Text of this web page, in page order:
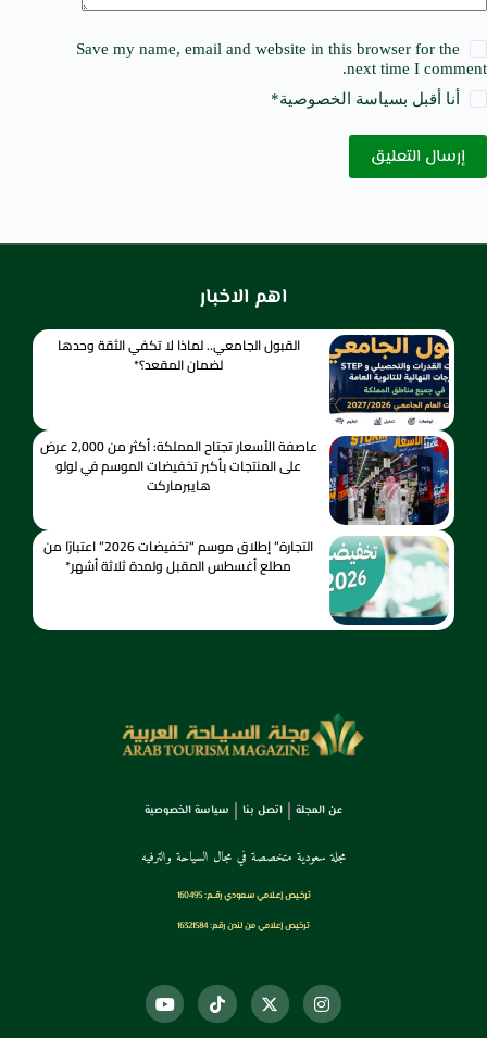
Save my name, email and website in this browser for the
next time I comment.
أنا أقبل بسياسة الخصوصية*
إرسال التعليق
اهم الاخبار
القبول الجامعي.. لماذا لا تكفي الثقة وحدها
لضمان المقعد؟*
عاصفة الأسعار تجتاح المملكة: أكثر من 2,000 عرض
على المنتجات بأكبر تخفيضات الموسم في لولو
هايبرماركت
التجارة” إطلاق موسم “تخفيضات 2026” اعتبارًا من
مطلع أغسطس المقبل ولمدة ثلاثة أشهر*
عن المجلة اتصل بنا سياسة الخصوصية
مجلة سعودية متخصصة في مجال السياحة والترفيه
ترخـيص إعـلامي سـعودي رقــم: 160495
ترخيص إعلامي من لندن رقم: 16321584